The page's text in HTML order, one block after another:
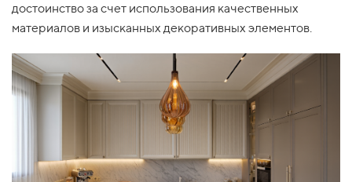
достоинство за счет использования качественных
материалов и изысканных декоративных элементов.